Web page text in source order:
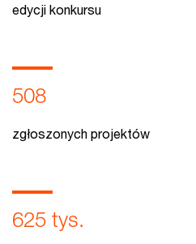
edycji konkursu
508
zgłoszonych projektów
625 tys.